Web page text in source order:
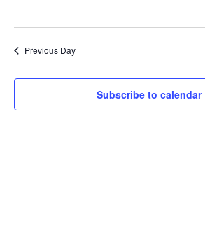
Previous Day
Subscribe to calendar